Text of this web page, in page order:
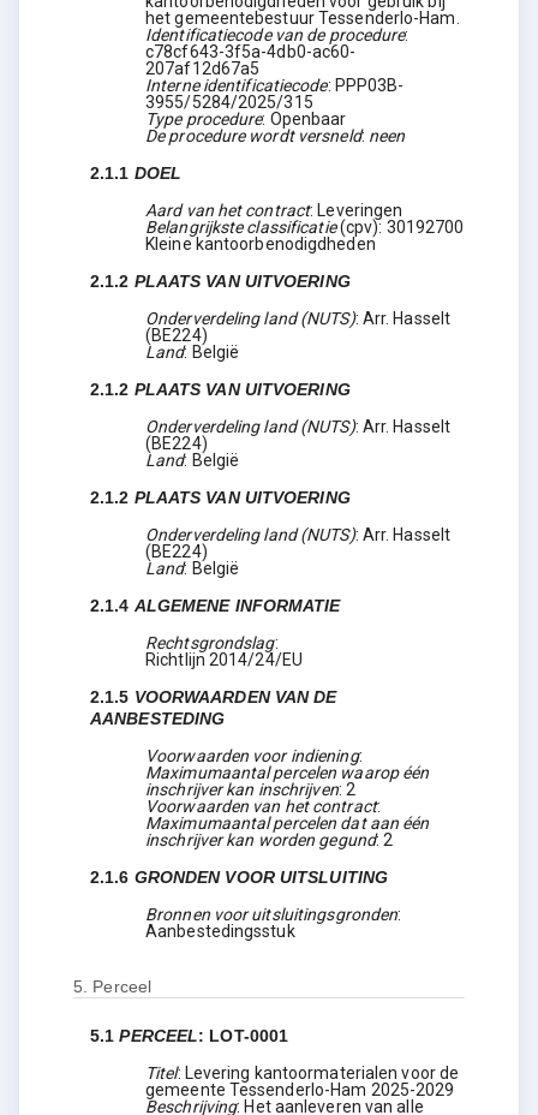
het gemeentebestuur Tessenderlo-Ham.
Identificatiecode van de procedure:
c78cf643-3f5a-4db0-ac60-
207af12d67a5
Interne identificatiecode: PPP03B-
3955/5284/2025/315
Type procedure: Openbaar
De procedure wordt versneld: neen
2.1.1 DOEL
Aard van het contract:Leveringen
Belangrijkste classificatie (cpv): 30192700
Kleine kantoorbenodigdheden
2.1.2 PLAATS VAN UITVOERING
Onderverdeling land (NUTS): Arr. Hasselt
(BE224)
Land: België
2.1.2 PLAATS VAN UITVOERING
Onderverdeling land (NUTS): Arr. Hasselt
(BE224)
Land: België
2.1.2 PLAATS VAN UITVOERING
Onderverdeling land (NUTS): Arr. Hasselt
(BE224)
Land: België
2.1.4 ALGEMENE INFORMATIE
Rechtsgrondslag:
Richtlijn 2014/24/EU
2.1.5 VOORWAARDEN VAN DE
AANBESTEDING
Voorwaarden voor indiening:
Maximumaantal percelen waarop één
inschrijver kan inschrijven: 2
Voorwaarden van het contract:
Maximumaantal percelen dat aan één
inschrijver kan worden gegund:2
2.1.6 GRONDEN VOOR UITSLUITING
Bronnen voor uitsluitingsgronden:
Aanbestedingsstuk
5. Perceel
5.1PERCEEL: LOT-0001
Titel: Levering kantoormaterialen voor de
gemeente Tessenderlo-Ham 2025-2029
Beschrijving: Het aanleveren van alle